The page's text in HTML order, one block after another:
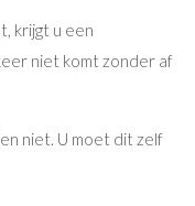
krijgt u een
niet komt zonder af
niet. U moet dit zelf